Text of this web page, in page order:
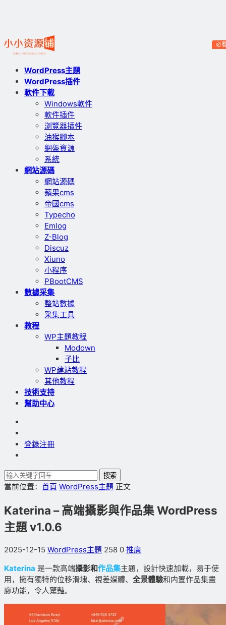
WordPress主題
WordPress插件
軟件下載
Windows軟件
軟件插件
浏覽器插件
油猴腳本
網盤資源
系統
網站源碼
網站源碼
蘋果cms
帝國cms
Typecho
Emlog
Z-Blog
Discuz
Xiuno
小程序
PBootCMS
數據采集
整站數據
采集工具
教程
WP主題教程
Modown
子比
WP建站教程
其他教程
技術支持
幫助中心
必
登錄注冊
搜索
當前位置： 首頁 WordPress主題 正文
Katerina – 高端攝影與作品集 WordPress
主題 v1.0.6
2025-12-15 WordPress主題 258 0 推廣
Katerina 是一款高端攝影和作品集主題，設計快速加載，易于使
用，擁有獨特的位移滑塊、視差媒體、 全景體驗和内置作品集畫
廊功能，令人驚豔。